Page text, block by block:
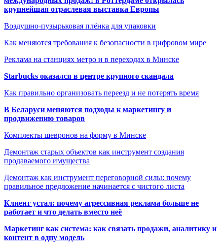
крупнейшая отраслевая выставка Европы
Воздушно-пузырьковая плёнка для упаковки
Как меняются требования к безопасности в цифровом мире
Реклама на станциях метро и в переходах в Минске
Starbucks оказался в центре крупного скандала
Как правильно организовать переезд и не потерять время
В Беларуси меняются подходы к маркетингу и
продвижению товаров
Комплекты шевронов на форму в Минске
Демонтаж старых объектов как инструмент создания
продаваемого имущества
Демонтаж как инструмент переговорной силы: почему
правильное предложение начинается с чистого листа
Клиент устал: почему агрессивная реклама больше не
работает и что делать вместо неё
Маркетинг как система: как связать продажи, аналитику и
контент в одну модель